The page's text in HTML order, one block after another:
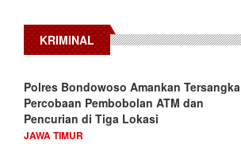
KRIMINAL
Polres Bondowoso Amankan Tersangka
Percobaan Pembobolan ATM dan
Pencurian di Tiga Lokasi
JAWA TIMUR